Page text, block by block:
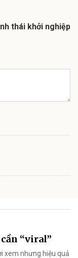
thái khởi nghiệp
“viral”
xem nhưng hiệu quả